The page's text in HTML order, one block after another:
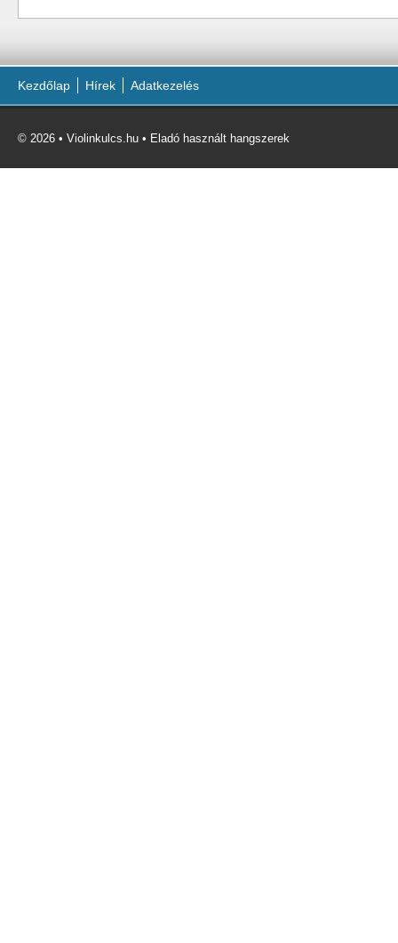
Kezdőlap Hírek Adatkezelés
© 2026 • Violinkulcs.hu • Eladó használt hangszerek